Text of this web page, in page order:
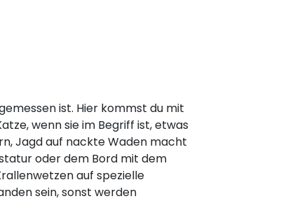
ist. Hier kommst du mit
wenn sie im Begriff ist, etwas
Jagd auf nackte Waden macht
oder dem Bord mit dem
auf spezielle
sein, sonst werden